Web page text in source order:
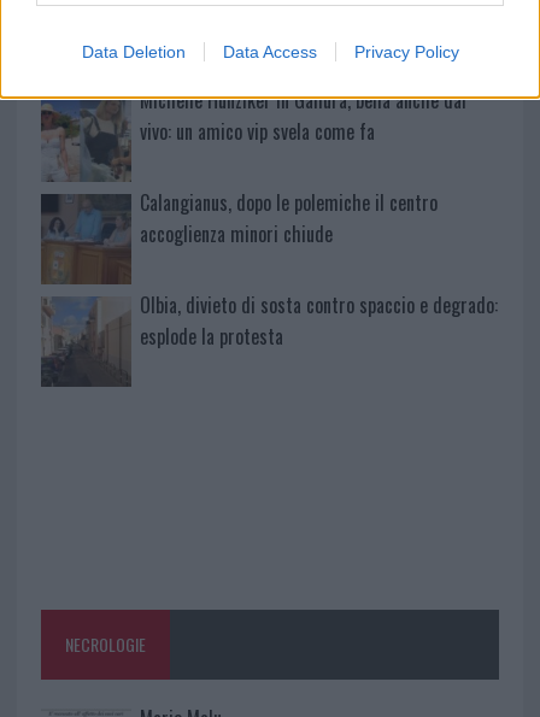
Data Deletion Data Access Privacy Policy
Michelle Hunziker in Gallura, bella anche dal
vivo: un amico vip svela come fa
Calangianus, dopo le polemiche il centro
accoglienza minori chiude
Olbia, divieto di sosta contro spaccio e degrado:
esplode la protesta
NECROLOGIE